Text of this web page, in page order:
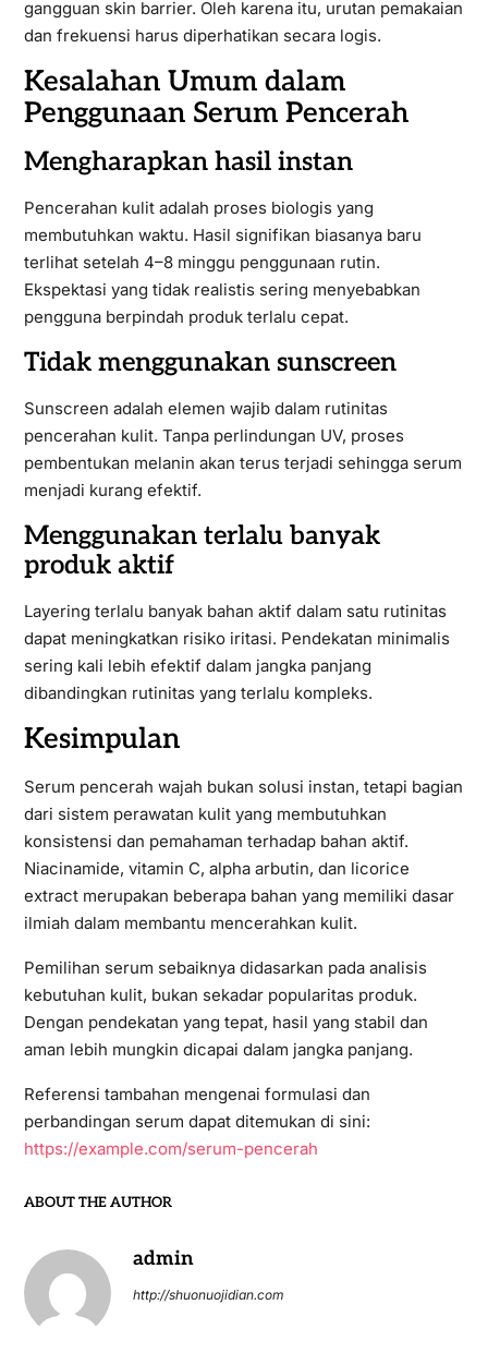
gangguan skin barrier. Oleh karena itu, urutan pemakaian
dan frekuensi harus diperhatikan secara logis.
Kesalahan Umum dalam
Penggunaan Serum Pencerah
Mengharapkan hasil instan
Pencerahan kulit adalah proses biologis yang
membutuhkan waktu. Hasil signifikan biasanya baru
terlihat setelah 4–8 minggu penggunaan rutin.
Ekspektasi yang tidak realistis sering menyebabkan
pengguna berpindah produk terlalu cepat.
Tidak menggunakan sunscreen
Sunscreen adalah elemen wajib dalam rutinitas
pencerahan kulit. Tanpa perlindungan UV, proses
pembentukan melanin akan terus terjadi sehingga serum
menjadi kurang efektif.
Menggunakan terlalu banyak
produk aktif
Layering terlalu banyak bahan aktif dalam satu rutinitas
dapat meningkatkan risiko iritasi. Pendekatan minimalis
sering kali lebih efektif dalam jangka panjang
dibandingkan rutinitas yang terlalu kompleks.
Kesimpulan
Serum pencerah wajah bukan solusi instan, tetapi bagian
dari sistem perawatan kulit yang membutuhkan
konsistensi dan pemahaman terhadap bahan aktif.
Niacinamide, vitamin C, alpha arbutin, dan licorice
extract merupakan beberapa bahan yang memiliki dasar
ilmiah dalam membantu mencerahkan kulit.
Pemilihan serum sebaiknya didasarkan pada analisis
kebutuhan kulit, bukan sekadar popularitas produk.
Dengan pendekatan yang tepat, hasil yang stabil dan
aman lebih mungkin dicapai dalam jangka panjang.
Referensi tambahan mengenai formulasi dan
perbandingan serum dapat ditemukan di sini:
https://example.com/serum-pencerah
ABOUT THE AUTHOR
admin
http://shuonuojidian.com